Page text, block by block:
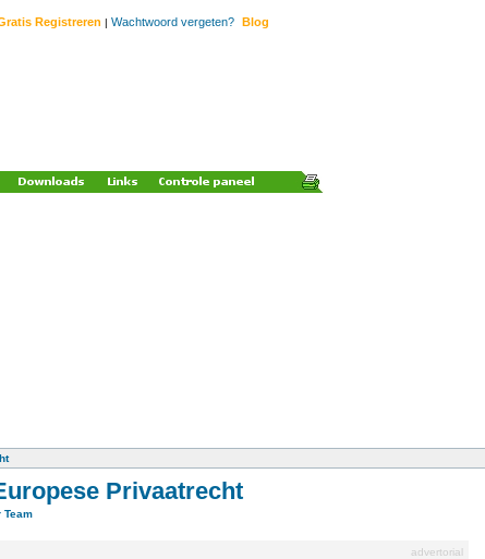
Registreren | Wachtwoord vergeten? Blog
Privaatrecht
Team
advertorial